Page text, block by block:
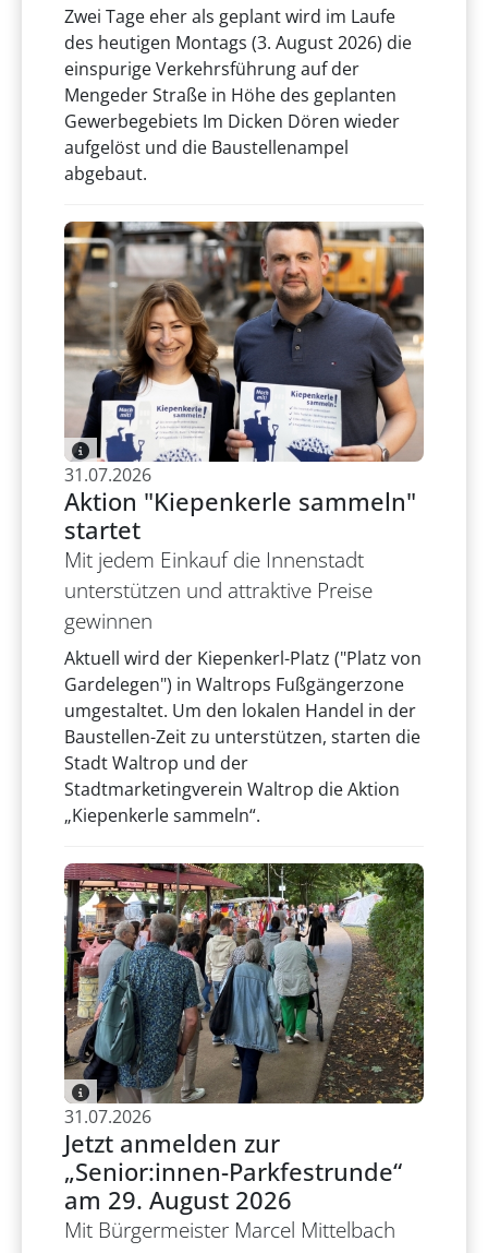
Zwei Tage eher als geplant wird im Laufe
des heutigen Montags (3. August 2026) die
einspurige Verkehrsführung auf der
Mengeder Straße in Höhe des geplanten
Gewerbegebiets Im Dicken Dören wieder
aufgelöst und die Baustellenampel
abgebaut.
31.07.2026
Aktion "Kiepenkerle sammeln"
startet
Mit jedem Einkauf die Innenstadt
unterstützen und attraktive Preise
gewinnen
Aktuell wird der Kiepenkerl-Platz ("Platz von
Gardelegen") in Waltrops Fußgängerzone
umgestaltet. Um den lokalen Handel in der
Baustellen-Zeit zu unterstützen, starten die
Stadt Waltrop und der
Stadtmarketingverein Waltrop die Aktion
„Kiepenkerle sammeln“.
31.07.2026
Jetzt anmelden zur
„Senior:innen-Parkfestrunde“
am 29. August 2026
Mit Bürgermeister Marcel Mittelbach